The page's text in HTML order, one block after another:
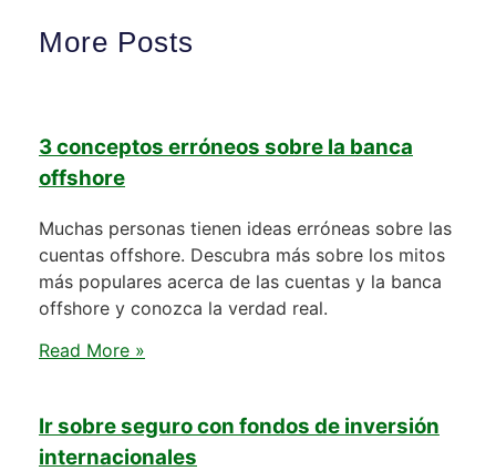
More Posts
3 conceptos erróneos sobre la banca
offshore
Muchas personas tienen ideas erróneas sobre las
cuentas offshore. Descubra más sobre los mitos
más populares acerca de las cuentas y la banca
offshore y conozca la verdad real.
Read More »
Ir sobre seguro con fondos de inversión
internacionales